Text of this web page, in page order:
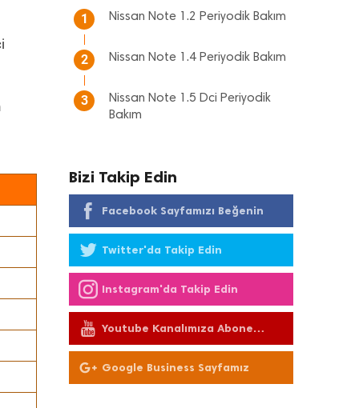
1 Nissan Note 1.2 Periyodik Bakım
2 Nissan Note 1.4 Periyodik Bakım
3
Nissan Note 1.5 Dci Periyodik
Bakım
Bizi Takip Edin
Facebook Sayfamızı Beğenin
Twitter'da Takip Edin
Instagram'da Takip Edin
Youtube Kanalımıza Abone
Olun
Google Business Sayfamız